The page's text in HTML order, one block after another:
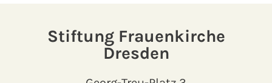
Stiftung Frauenkirche
Dresden